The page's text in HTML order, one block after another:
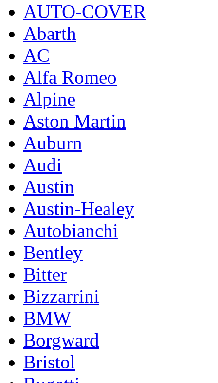
AUTO-COVER
Abarth
AC
Alfa Romeo
Alpine
Aston Martin
Auburn
Audi
Austin
Austin-Healey
Autobianchi
Bentley
Bitter
Bizzarrini
BMW
Borgward
Bristol